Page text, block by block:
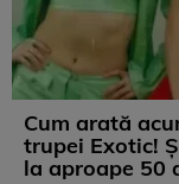
Cum arată
trupei Exotic!
la aproape 50